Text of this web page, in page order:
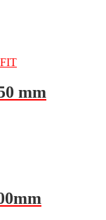
mm